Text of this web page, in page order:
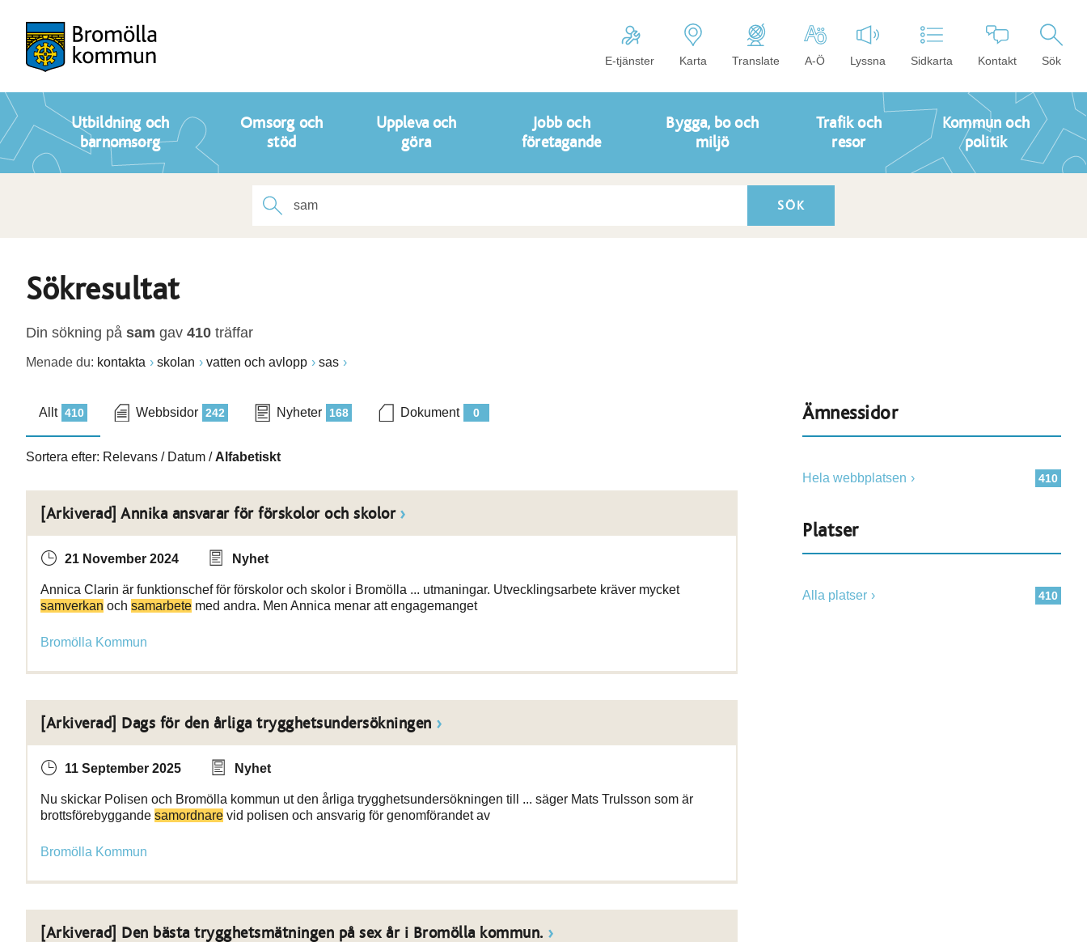
E-tjänster Karta Translate A-Ö Lyssna Sidkarta Kontakt Sök
Utbildning och
barnomsorg
Omsorg och
stöd
Uppleva och
göra
Jobb och
företagande
Bygga, bo och
miljö
Trafik och
resor
Kommun och
politik
Sökresultat
Din sökning på sam gav 410 träffar
Menade du: kontakta skolan vatten och avlopp sas
410
Allt 242
Webbsidor 168
Nyheter 0
Dokument
Sortera efter: Relevans / Datum / Alfabetiskt
[Arkiverad] Annika ansvarar för förskolor och skolor
21 November 2024 Nyhet
Annica Clarin är funktionschef för förskolor och skolor i Bromölla ... utmaningar. Utvecklingsarbete kräver mycket
samverkan och samarbete med andra. Men Annica menar att engagemanget
Bromölla Kommun
[Arkiverad] Dags för den årliga trygghetsundersökningen
11 September 2025 Nyhet
Nu skickar Polisen och Bromölla kommun ut den årliga trygghetsundersökningen till ... säger Mats Trulsson som är
brottsförebyggande samordnare vid polisen och ansvarig för genomförandet av
Bromölla Kommun
[Arkiverad] Den bästa trygghetsmätningen på sex år i Bromölla kommun.
Ämnessidor
410
Hela webbplatsen
Platser
410
Alla platser